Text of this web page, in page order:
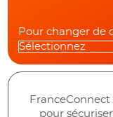
Pour changer de
FranceConnect
pour